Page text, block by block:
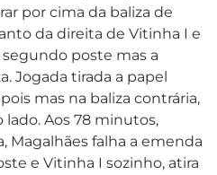
por cima da baliza de
da direita de Vitinha I e
segundo poste mas a
Jogada tirada a papel
mas na baliza contrária,
lado. Aos 78 minutos,
Magalhães falha a emenda
e Vitinha I sozinho, atira